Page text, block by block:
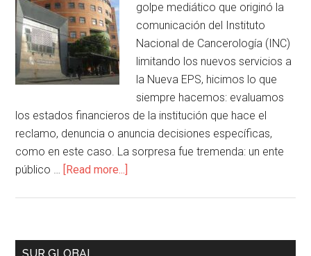
golpe mediático que originó la
comunicación del Instituto
Nacional de Cancerología (INC)
limitando los nuevos servicios a
la Nueva EPS, hicimos lo que
siempre hacemos: evaluamos
los estados financieros de la institución que hace el
reclamo, denuncia o anuncia decisiones específicas,
como en este caso. La sorpresa fue tremenda: un ente
público … [Read more...]